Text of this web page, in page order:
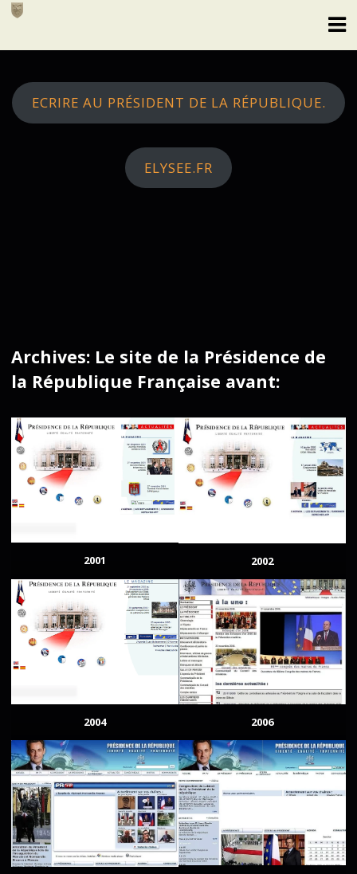
Skip
ECRIRE AU PRÉSIDENT DE LA RÉPUBLIQUE.
ELYSEE.FR
Archives: Le site de la Présidence de
la République Française avant:
2001 2002
2004 2006